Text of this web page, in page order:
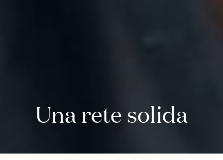
Una rete solida